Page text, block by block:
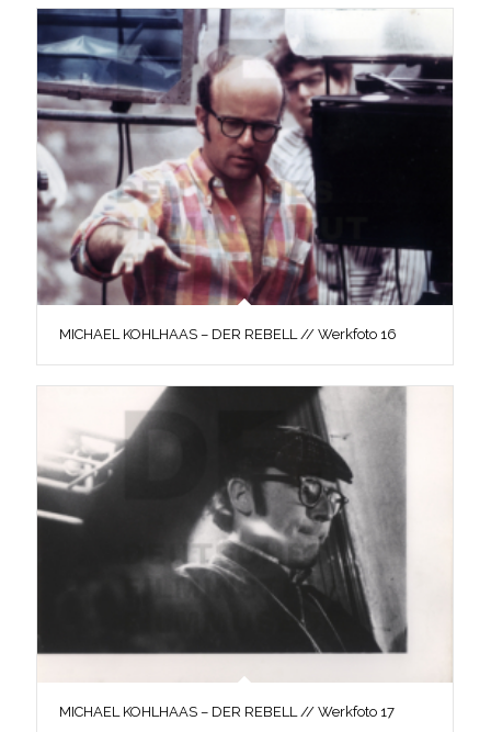
MICHAEL KOHLHAAS – DER REBELL // Werkfoto 16
MICHAEL KOHLHAAS – DER REBELL // Werkfoto 17